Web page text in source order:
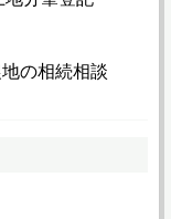
の相続相談